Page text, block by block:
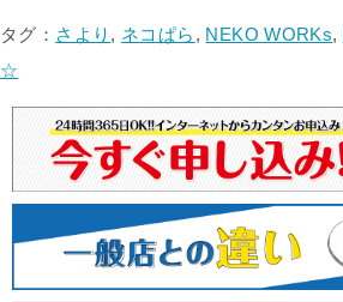
ナ
ョ
ン
タグ： さより , ネコぱら , NEKO WORKs,
☆